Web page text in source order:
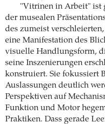
"Vitrinen in Arbeit" ist
der musealen
des zumeist
eine Manifestation des
visuelle Handlungsform,
seine Inszenierungen
konstruiert. Sie fokussiert
Auslassungen deutlich
Perspektiven auf
Funktion und Motor
Praktiken. Dass gerade